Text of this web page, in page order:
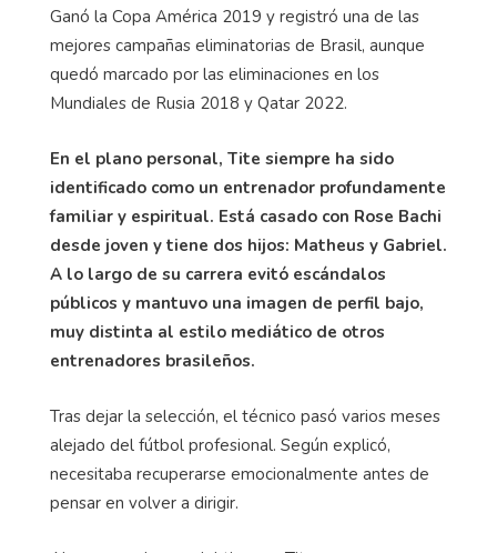
Ganó la Copa América 2019 y registró una de las
mejores campañas eliminatorias de Brasil, aunque
quedó marcado por las eliminaciones en los
Mundiales de Rusia 2018 y Qatar 2022.
En el plano personal, Tite siempre ha sido
identificado como un entrenador profundamente
familiar y espiritual. Está casado con Rose Bachi
desde joven y tiene dos hijos: Matheus y Gabriel.
A lo largo de su carrera evitó escándalos
públicos y mantuvo una imagen de perfil bajo,
muy distinta al estilo mediático de otros
entrenadores brasileños.
Tras dejar la selección, el técnico pasó varios meses
alejado del fútbol profesional. Según explicó,
necesitaba recuperarse emocionalmente antes de
pensar en volver a dirigir.